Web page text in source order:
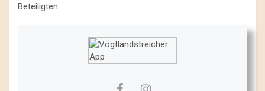
Beteiligten.